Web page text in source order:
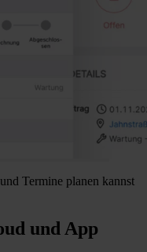
Termine planen kannst
und App